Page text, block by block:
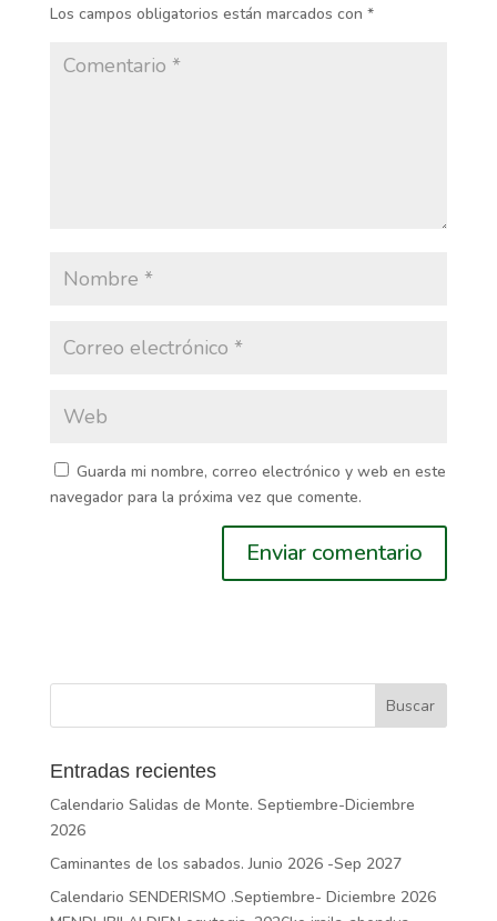
Los campos obligatorios están marcados con *
Guarda mi nombre, correo electrónico y web en este
navegador para la próxima vez que comente.
Entradas recientes
Calendario Salidas de Monte. Septiembre-Diciembre
2026
Caminantes de los sabados. Junio 2026 -Sep 2027
Calendario SENDERISMO .Septiembre- Diciembre 2026